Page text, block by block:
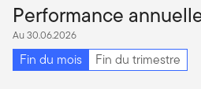
Performance
Au 30.06.2026
Fin du mois Fin du trimestre